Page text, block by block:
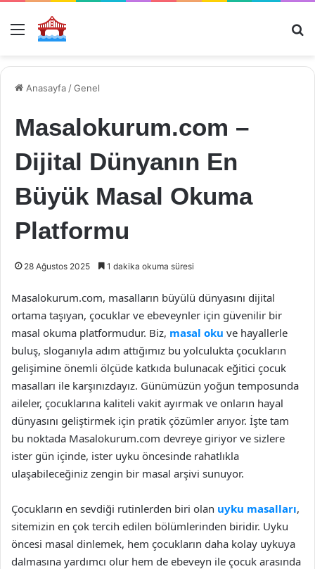
Menü
Anasayfa /Genel
Masalokurum.com –
Dijital Dünyanın En
Büyük Masal Okuma
Platformu
28 Ağustos 2025 1 dakika okuma süresi
Masalokurum.com, masalların büyülü dünyasını dijital
ortama taşıyan, çocuklar ve ebeveynler için güvenilir bir
masal okuma platformudur. Biz, masal oku ve hayallerle
buluş, sloganıyla adım attığımız bu yolculukta çocukların
gelişimine önemli ölçüde katkıda bulunacak eğitici çocuk
masalları ile karşınızdayız. Günümüzün yoğun temposunda
aileler, çocuklarına kaliteli vakit ayırmak ve onların hayal
dünyasını geliştirmek için pratik çözümler arıyor. İşte tam
bu noktada Masalokurum.com devreye giriyor ve sizlere
ister gün içinde, ister uyku öncesinde rahatlıkla
ulaşabileceğiniz zengin bir masal arşivi sunuyor.
Çocukların en sevdiği rutinlerden biri olan uyku masalları,
sitemizin en çok tercih edilen bölümlerinden biridir. Uyku
öncesi masal dinlemek, hem çocukların daha kolay uykuya
dalmasına yardımcı olur hem de ebeveyn ile çocuk arasında